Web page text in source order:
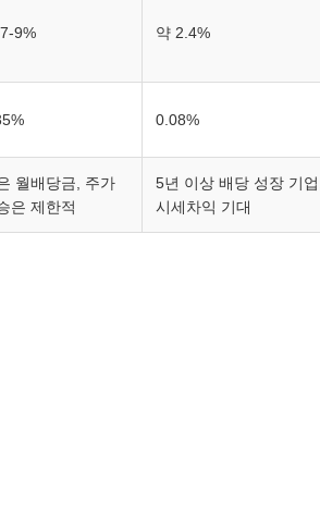
9% 약 2.4%
0.08%
월배당금, 주가
은 제한적
5년 이상 배당 성장 기업,
시세차익 기대